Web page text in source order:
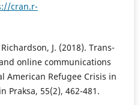
cran.r-
J. (2018). Trans-
online communications
American Refugee Crisis in
Praksa, 55(2), 462-481.